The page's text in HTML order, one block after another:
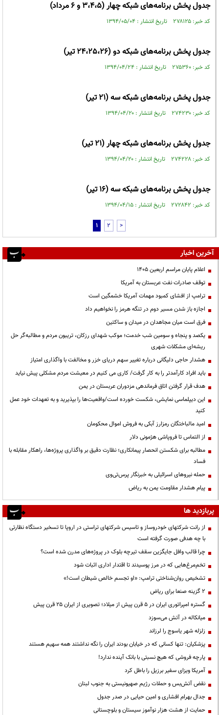
جدول پخش برنامه‌های شبکه چهار (3،4،5 و 6 مرداد)
کد خبر: ۲۷۸۱۲۵ تاریخ انتشار : ۱۳۹۴/۰۵/۰۴
جدول پخش برنامه‌های شبکه دو (24،25،26 تیر)
کد خبر: ۲۷۵۳۶۰ تاریخ انتشار : ۱۳۹۴/۰۴/۲۴
جدول پخش برنامه‌های شبکه سه (21 تیر)
کد خبر: ۲۷۴۲۳۰ تاریخ انتشار : ۱۳۹۴/۰۴/۲۰
جدول پخش برنامه‌های شبکه چهار (21 تیر)
کد خبر: ۲۷۴۲۲۸ تاریخ انتشار : ۱۳۹۴/۰۴/۲۰
جدول پخش برنامه‌های شبکه سه (16 تیر)
کد خبر: ۲۷۲۸۴۲ تاریخ انتشار : ۱۳۹۴/۰۴/۱۵
1 2 >
آخرین اخبار
اعلام پایان مراسم اربعین ۱۴۰۵
توقف صادرات نفت عربستان به آمریکا
ترامپ از افشای کمبود مهمات آمریکا خشمگین است
اجازه باز شدن مسیر دوم در تنگه هرمز را نخواهیم داد
فرق است میان مجاهدان در میدان و ساکتین
یکصد و پنجاه و سومین شب خدمت؛ موکب شهدای رزکان، تریبون مردم و مطالبه‌گر حل
ریشه‌ای مشکلات شهری
هشدار حاجی دلیگانی درباره تغییر سهم دریای خزر و مخالفت با واگذاری امتیاز
باید افراد کارآمدتر را به کار گرفت/ کاری می کنیم در معیشت مردم مشکلی پیش نیاید
هدف قرار گرفتن اتاق‌ فرماندهی مزدوران عربستان در یمن
این دیپلماسی نمایشی، شکست خورده است/واقعیت‌ها را بپذیرید و به تعهدات خود عمل
کنید
امید مالباختگان رمزارز آبکی به فروش اموال محکومان
از التماس تا فروپاشی هژمونی دلار
مطالبه برای شکستن انحصار پیمانکاری؛ نظارت دقیق بر واگذاری پروژه‌ها، راهکار مقابله با
فساد
حمله نیروهای اسرائیلی به خبرنگار پرس‌تی‌وی
پیام هشدار مقاومت یمن به ریاض
پربازدید ها
از رانت‌ شرکتهای خودروساز و تاسیس شرکتهای تراستی در اروپا تا تسخیر دستگاه نظارتی
با چه هدفی صورت گرفته است
چرا قالب وافل جایگزین سقف تیرچه بلوک در پروژه‌های مدرن شده است؟
تخم‌مرغ‌هایی که در مرز پوسیدند تا اقتدار اداری اثبات شود
تشخیص روان‌شناختی ترامپ: «او تجسم خالص شیطان است!»
۲ گزینه صنعا برای ریاض
گستره امپراتوری ایران در ۵ قرن پیش از میلاد؛ تصویری از ایران ۲۵ قرن پیش
میانکاله در آتش می‌سوزد
زلزله شهر یاسوج را لرزاند
پزشکیان: تنها کسانی که در خیابان بودند ایران را نگه نداشتند همه سهیم هستند
پارچه فروشی که هیچ نسبتی با بانک آینده ندارد!
آمریکا ویزای سفیر برزیل را باطل کرد
نقض آتش‌بس و حملات رژیم صهیونیستی به جنوب لبنان
جدال بهرام افشاری و امین حیایی در صدر جدول
حمایت از هشت هزار نوآموز سیستان و بلوچستانی